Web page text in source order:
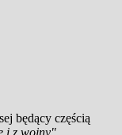
będący częścią
i z wojny"